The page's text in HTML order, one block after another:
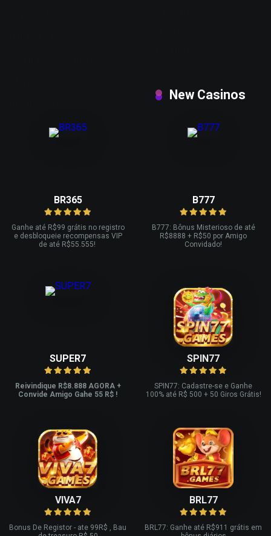
New Casinos
BR365
Ganhe até R$99 grátis no registro
e desbloqueie recompensas VIP
de até R$55.555!
B777
B777: Bônus Misterioso de até
R$8888 + R$50 por Amigo
Convidado!
SUPER7
Reivindique R$8.888 AGORA +
Convide Amigo Gahe 55 R$ !
SPIN77
SPIN77: Cadastre-se e Ganhe
100% até R$ 500 + 50 Giros Grátis!
VIVA7
Bonus De Registor - ate 99R$ , Bau
BRL77
BRL77: Ganhe até R$911 grátis em